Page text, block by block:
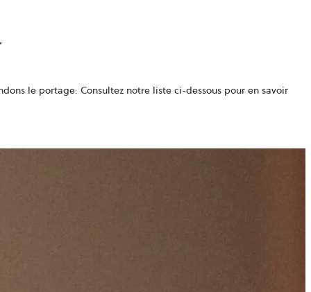
le portage. Consultez notre liste ci-dessous pour en savoir